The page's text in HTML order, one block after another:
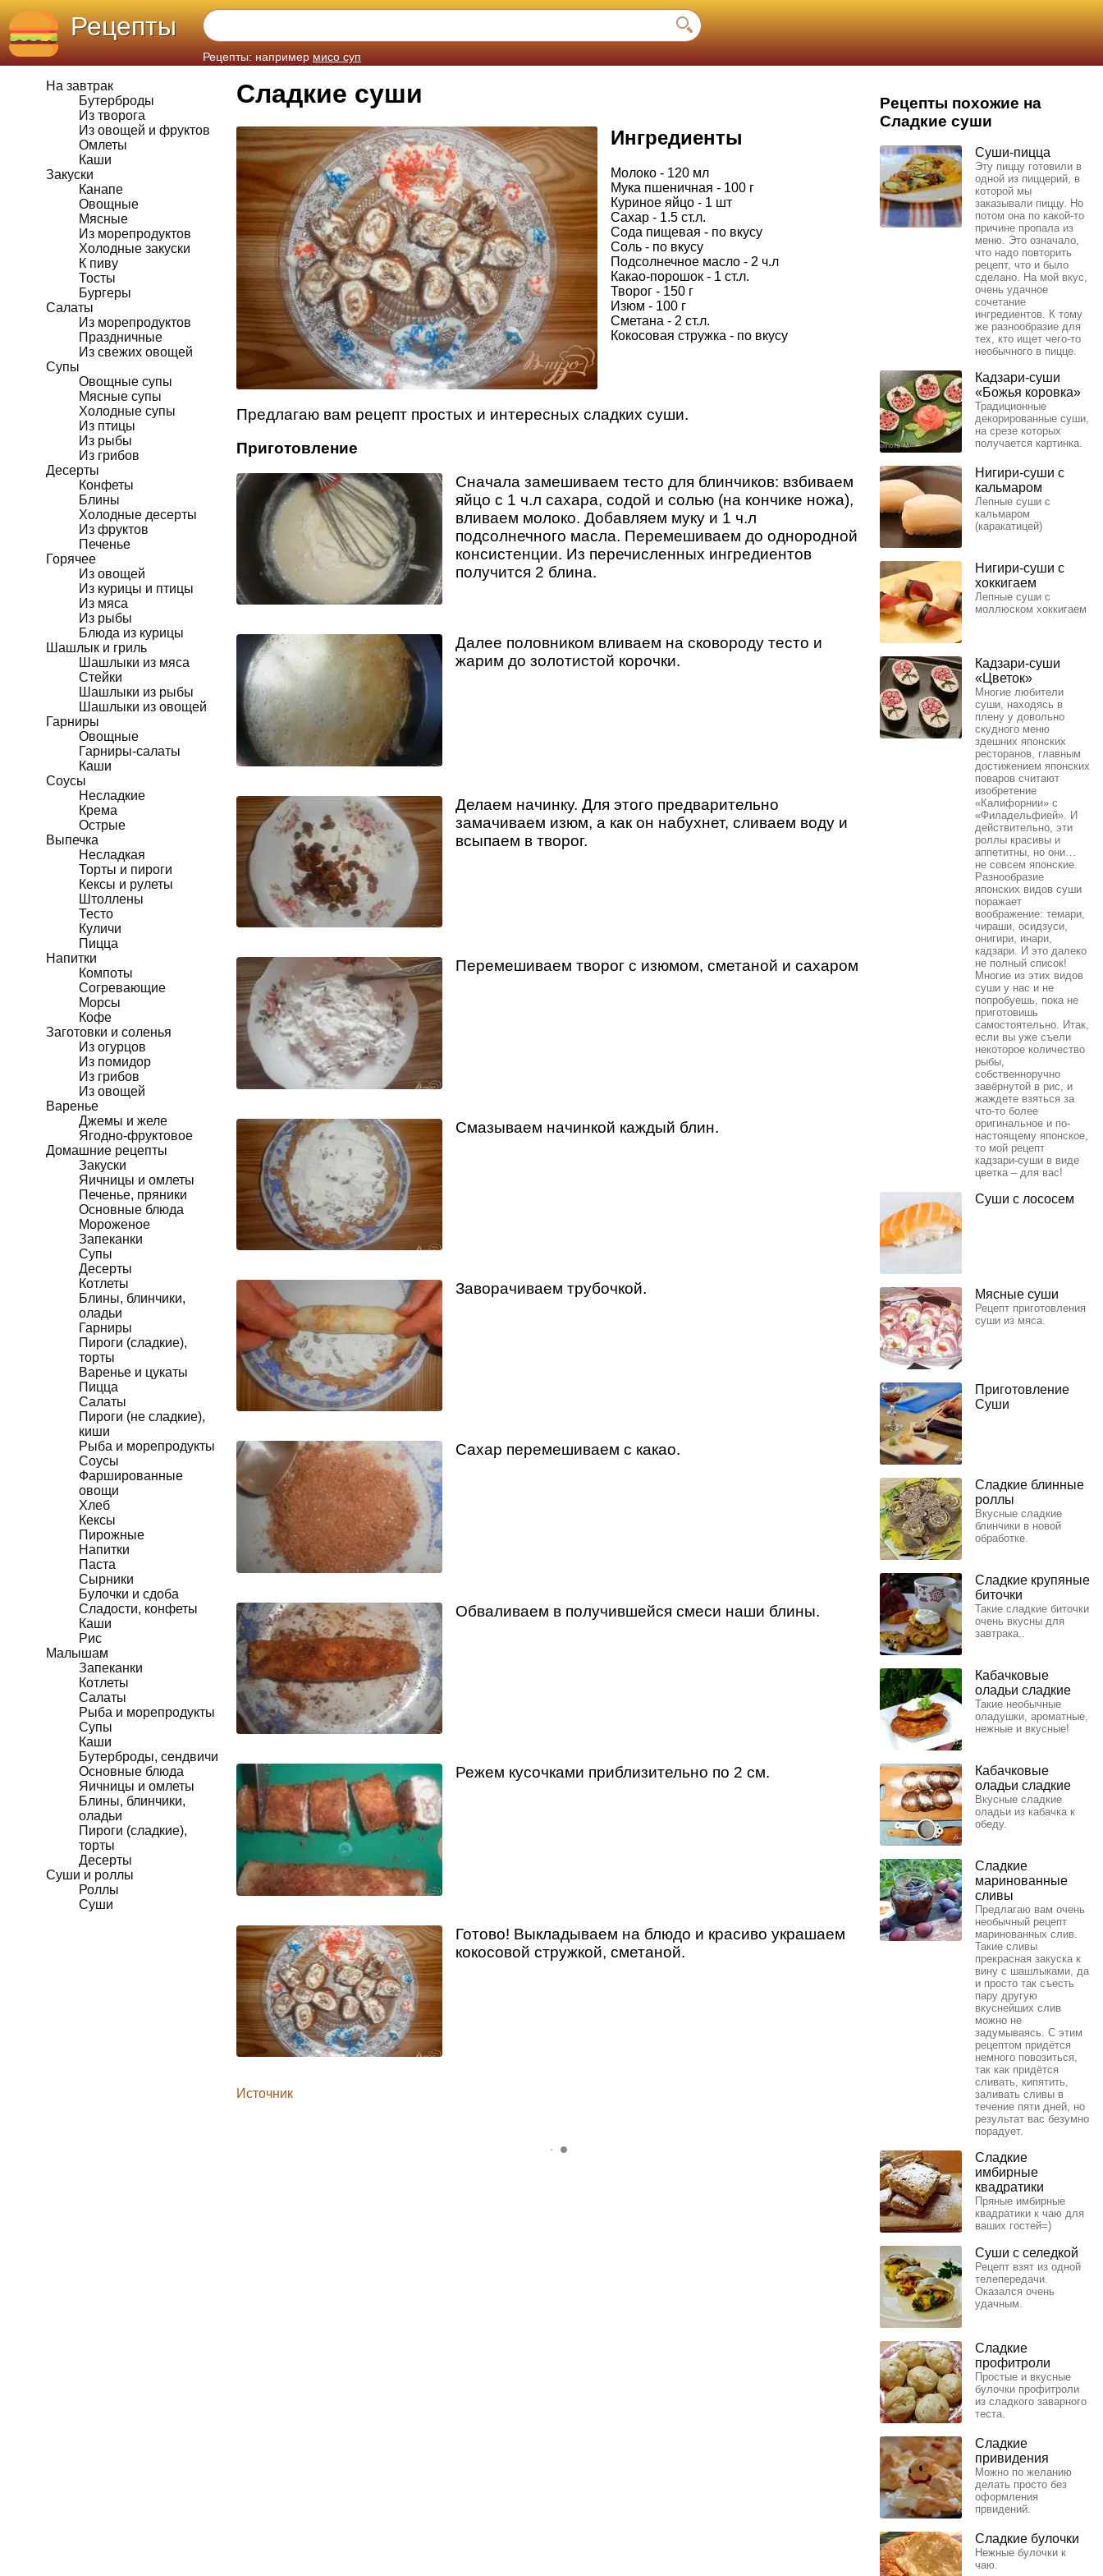
Рецепты
Рецепты: например мисо суп
На завтрак
Бутерброды
Из творога
Из овощей и фруктов
Омлеты
Каши
Закуски
Канапе
Овощные
Мясные
Из морепродуктов
Холодные закуски
К пиву
Тосты
Бургеры
Салаты
Из морепродуктов
Праздничные
Из свежих овощей
Супы
Овощные супы
Мясные супы
Холодные супы
Из птицы
Из рыбы
Из грибов
Десерты
Конфеты
Блины
Холодные десерты
Из фруктов
Печенье
Горячее
Из овощей
Из курицы и птицы
Из мяса
Из рыбы
Блюда из курицы
Шашлык и гриль
Шашлыки из мяса
Стейки
Шашлыки из рыбы
Шашлыки из овощей
Гарниры
Овощные
Гарниры-салаты
Каши
Соусы
Несладкие
Крема
Острые
Выпечка
Несладкая
Торты и пироги
Кексы и рулеты
Штоллены
Тесто
Куличи
Пицца
Напитки
Компоты
Согревающие
Морсы
Кофе
Заготовки и соленья
Из огурцов
Из помидор
Из грибов
Из овощей
Варенье
Джемы и желе
Ягодно-фруктовое
Домашние рецепты
Закуски
Яичницы и омлеты
Печенье, пряники
Основные блюда
Мороженое
Запеканки
Супы
Десерты
Котлеты
Блины, блинчики,
оладьи
Гарниры
Пироги (сладкие),
торты
Варенье и цукаты
Пицца
Салаты
Пироги (не сладкие),
киши
Рыба и морепродукты
Соусы
Фаршированные
овощи
Хлеб
Кексы
Пирожные
Напитки
Паста
Сырники
Булочки и сдоба
Сладости, конфеты
Каши
Рис
Малышам
Запеканки
Котлеты
Салаты
Рыба и морепродукты
Супы
Каши
Бутерброды, сендвичи
Основные блюда
Яичницы и омлеты
Блины, блинчики,
оладьи
Пироги (сладкие),
торты
Десерты
Суши и роллы
Роллы
Суши
Сладкие суши
Ингредиенты
Молоко - 120 мл
Мука пшеничная - 100 г
Куриное яйцо - 1 шт
Сахар - 1.5 ст.л.
Сода пищевая - по вкусу
Соль - по вкусу
Подсолнечное масло - 2 ч.л
Какао-порошок - 1 ст.л.
Творог - 150 г
Изюм - 100 г
Сметана - 2 ст.л.
Кокосовая стружка - по вкусу
Предлагаю вам рецепт простых и интересных сладких суши.
Приготовление
Сначала замешиваем тесто для блинчиков: взбиваем
яйцо с 1 ч.л сахара, содой и солью (на кончике ножа),
вливаем молоко. Добавляем муку и 1 ч.л
подсолнечного масла. Перемешиваем до однородной
консистенции. Из перечисленных ингредиентов
получится 2 блина.
Далее половником вливаем на сковороду тесто и
жарим до золотистой корочки.
Делаем начинку. Для этого предварительно
замачиваем изюм, а как он набухнет, сливаем воду и
всыпаем в творог.
Перемешиваем творог с изюмом, сметаной и сахаром
Смазываем начинкой каждый блин.
Заворачиваем трубочкой.
Сахар перемешиваем с какао.
Обваливаем в получившейся смеси наши блины.
Режем кусочками приблизительно по 2 см.
Готово! Выкладываем на блюдо и красиво украшаем
кокосовой стружкой, сметаной.
Источник
Рецепты похожие на
Сладкие суши
Суши-пицца
Эту пиццу готовили в
одной из пиццерий, в
которой мы
заказывали пиццу. Но
потом она по какой-то
причине пропала из
меню. Это означало,
что надо повторить
рецепт, что и было
сделано. На мой вкус,
очень удачное
сочетание
ингредиентов. К тому
же разнообразие для
тех, кто ищет чего-то
необычного в пицце.
Кадзари-суши
«Божья коровка»
Традиционные
декорированные суши,
на срезе которых
получается картинка.
Нигири-суши с
кальмаром
Лепные суши с
кальмаром
(каракатицей)
Нигири-суши с
хоккигаем
Лепные суши с
моллюском хоккигаем
Кадзари-суши
«Цветок»
Многие любители
суши, находясь в
плену у довольно
скудного меню
здешних японских
ресторанов, главным
достижением японских
поваров считают
изобретение
«Калифорнии» с
«Филадельфией». И
действительно, эти
роллы красивы и
аппетитны, но они…
не совсем японские.
Разнообразие
японских видов суши
поражает
воображение: темари,
чираши, осидзуси,
онигири, инари,
кадзари. И это далеко
не полный список!
Многие из этих видов
суши у нас и не
попробуешь, пока не
приготовишь
самостоятельно. Итак,
если вы уже съели
некоторое количество
рыбы,
собственноручно
завёрнутой в рис, и
жаждете взяться за
что-то более
оригинальное и по-
настоящему японское,
то мой рецепт
кадзари-суши в виде
цветка – для вас!
Суши с лососем
Мясные суши
Рецепт приготовления
суши из мяса.
Приготовление
Суши
Сладкие блинные
роллы
Вкусные сладкие
блинчики в новой
обработке.
Сладкие крупяные
биточки
Такие сладкие биточки
очень вкусны для
завтрака..
Кабачковые
оладьи сладкие
Такие необычные
оладушки, ароматные,
нежные и вкусные!
Кабачковые
оладьи сладкие
Вкусные сладкие
оладьи из кабачка к
обеду.
Сладкие
маринованные
сливы
Предлагаю вам очень
необычный рецепт
маринованных слив.
Такие сливы
прекрасная закуска к
вину с шашлыками, да
и просто так съесть
пару другую
вкуснейших слив
можно не
задумываясь. С этим
рецептом придётся
немного повозиться,
так как придётся
сливать, кипятить,
заливать сливы в
течение пяти дней, но
результат вас безумно
порадует.
Сладкие
имбирные
квадратики
Пряные имбирные
квадратики к чаю для
ваших гостей=)
Суши с селедкой
Рецепт взят из одной
телепередачи.
Оказался очень
удачным.
Сладкие
профитроли
Простые и вкусные
булочки профитроли
из сладкого заварного
теста.
Сладкие
привидения
Можно по желанию
делать просто без
оформления
првидений.
Сладкие булочки
Нежные булочки к
чаю.